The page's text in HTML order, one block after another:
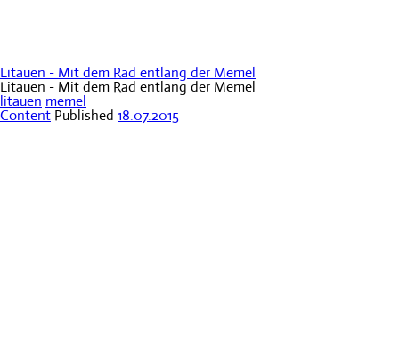
Litauen - Mit dem Rad entlang der Memel
Litauen - Mit dem Rad entlang der Memel
litauen memel
Content Published 18.07.2015